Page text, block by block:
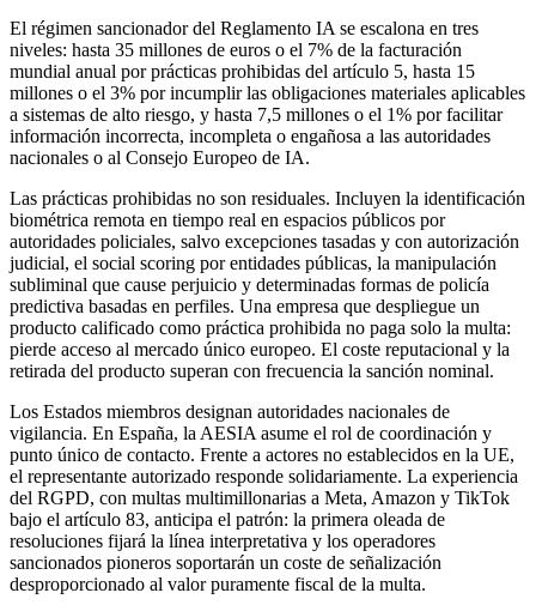
El régimen sancionador del Reglamento IA se escalona en tres
niveles: hasta 35 millones de euros o el 7% de la facturación
mundial anual por prácticas prohibidas del artículo 5, hasta 15
millones o el 3% por incumplir las obligaciones materiales aplicables
a sistemas de alto riesgo, y hasta 7,5 millones o el 1% por facilitar
información incorrecta, incompleta o engañosa a las autoridades
nacionales o al Consejo Europeo de IA.
Las prácticas prohibidas no son residuales. Incluyen la identificación
biométrica remota en tiempo real en espacios públicos por
autoridades policiales, salvo excepciones tasadas y con autorización
judicial, el social scoring por entidades públicas, la manipulación
subliminal que cause perjuicio y determinadas formas de policía
predictiva basadas en perfiles. Una empresa que despliegue un
producto calificado como práctica prohibida no paga solo la multa:
pierde acceso al mercado único europeo. El coste reputacional y la
retirada del producto superan con frecuencia la sanción nominal.
Los Estados miembros designan autoridades nacionales de
vigilancia. En España, la AESIA asume el rol de coordinación y
punto único de contacto. Frente a actores no establecidos en la UE,
el representante autorizado responde solidariamente. La experiencia
del RGPD, con multas multimillonarias a Meta, Amazon y TikTok
bajo el artículo 83, anticipa el patrón: la primera oleada de
resoluciones fijará la línea interpretativa y los operadores
sancionados pioneros soportarán un coste de señalización
desproporcionado al valor puramente fiscal de la multa.